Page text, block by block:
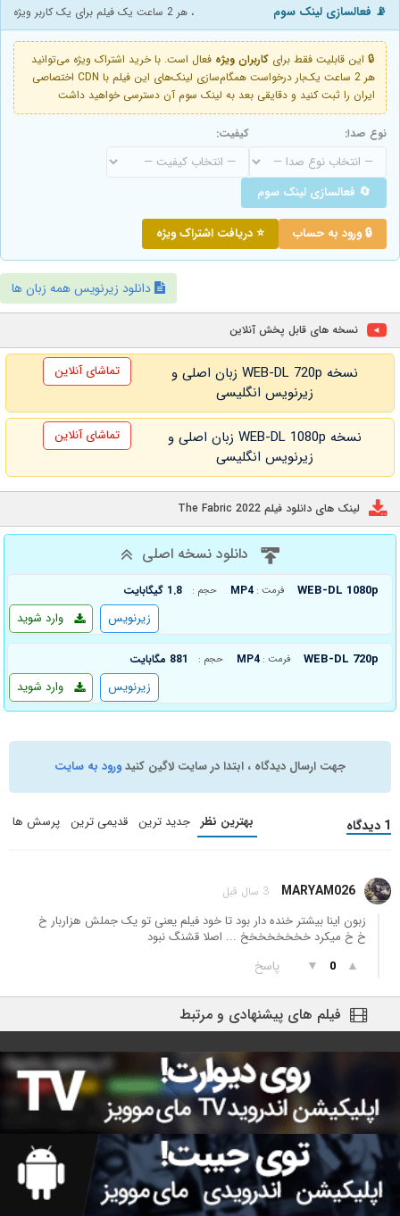
📡 فعالسازی لینک سوم ، هر 2 ساعت یک فیلم برای یک کاربر ویژه
🔒 این قابلیت فقط برای کاربران ویژه فعال است. با خرید اشتراک ویژه می‌توانید
هر 2 ساعت یک‌بار درخواست همگام‌سازی لینک‌های این فیلم با CDN اختصاصی
ایران را ثبت کنید و دقایقی بعد به لینک سوم آن دسترسی خواهید داشت
نوع صدا: کیفیت:
🔄 فعالسازی لینک سوم
🔒 ورود به حساب ⭐ دریافت اشتراک ویژه
دانلود زیرنویس همه زبان ها
نسخه های قابل پخش آنلاین
نسخه WEB-DL 720p زبان اصلی و
زیرنویس انگلیسی
تماشای آنلاین
نسخه WEB-DL 1080p زبان اصلی و
زیرنویس انگلیسی
تماشای آنلاین
لینک های دانلود فیلم The Fabric 2022
دانلود نسخه اصلی
WEB-DL 1080p فرمت : MP4 حجم : 1.8 گیگابایت
وارد شوید زیرنویس
WEB-DL 720p فرمت : MP4 حجم : 881 مگابایت
وارد شوید زیرنویس
جهت ارسال دیدگاه ، ابتدا در سایت لاگین کنیدورود به سایت
1 دیدگاه بهترین نظر جدید ترین قدیمی ترین پرسش ها
MARYAM026 3 سال قبل
زبون اینا بیشتر خنده دار بود تا خود فیلم یعنی تو یک جملش هزاربار خ
خ خ میکرد خخخخخخخخ ... اصلا قشنگ نبود
▲
0
▼ پاسخ
فیلم های پیشنهادی و مرتبط